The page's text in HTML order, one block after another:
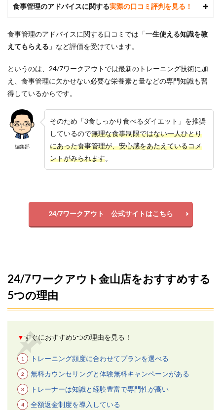
食事管理のアドバイスに関する実際の口コミ評判を見る！
食事管理のアドバイスに関する口コミでは「一生使える知識を教
えてもらえる 」 など評価を受けています。
というのは、24/7ワークアウトでは最新のトレーニング技術に加
え、食事管理に欠かせない必要な栄養素と量などの専門知識も習
得しているからです。
編集部
そのため「3食しっかり食べるダイエット」を推奨
しているので無理な食事制限ではない一人ひとり
にあった食事管理が、安心感をあたえているコメ
ントがみられます。
24/7ワークアウト 公式サイトはこちら
24/7ワークアウト金山店をおすすめする
5つの理由
▼すぐにおすすめ5つの理由を見る！
トレーニング頻度に合わせてプランを選べる
無料カウンセリングと体験無料キャンペーンがある
トレーナーは知識と経験豊富で専門性が高い
全額返金制度を導入している